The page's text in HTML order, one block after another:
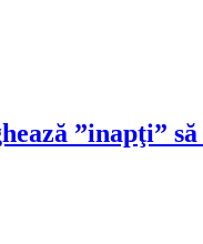
”inapţi”